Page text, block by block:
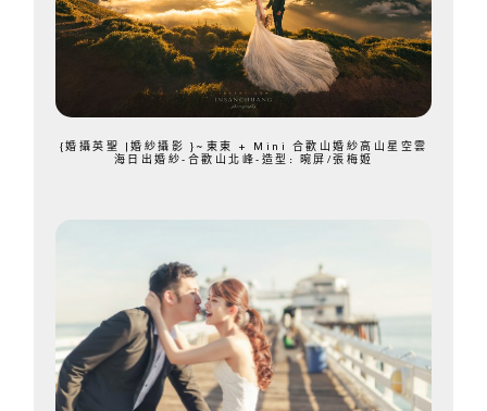
{婚攝英聖 |婚紗攝影 }~東東 + Mini 合歡山婚紗高山星空雲
海日出婚紗-合歡山北峰-造型: 晼屏/張梅姬